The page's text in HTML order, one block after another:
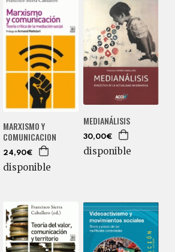
MARXISMO Y
COMUNICACION
24,90€
disponible
MEDIANÁLISIS
30,00€
disponible